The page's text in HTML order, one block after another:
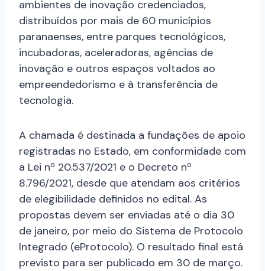
ambientes de inovação credenciados,
distribuídos por mais de 60 municípios
paranaenses, entre parques tecnológicos,
incubadoras, aceleradoras, agências de
inovação e outros espaços voltados ao
empreendedorismo e à transferência de
tecnologia.
A chamada é destinada a fundações de apoio
registradas no Estado, em conformidade com
a Lei nº 20.537/2021 e o Decreto nº
8.796/2021, desde que atendam aos critérios
de elegibilidade definidos no edital. As
propostas devem ser enviadas até o dia 30
de janeiro, por meio do Sistema de Protocolo
Integrado (eProtocolo). O resultado final está
previsto para ser publicado em 30 de março.